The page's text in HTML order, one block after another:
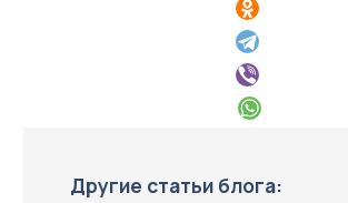
Другие статьи блога: